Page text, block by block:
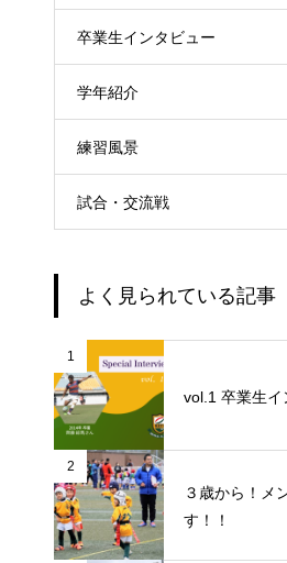
卒業生インタビュー
学年紹介
練習風景
試合・交流戦
よく見られている記事
1
vol.1 卒業生イ
2
３歳から！メ
す！！